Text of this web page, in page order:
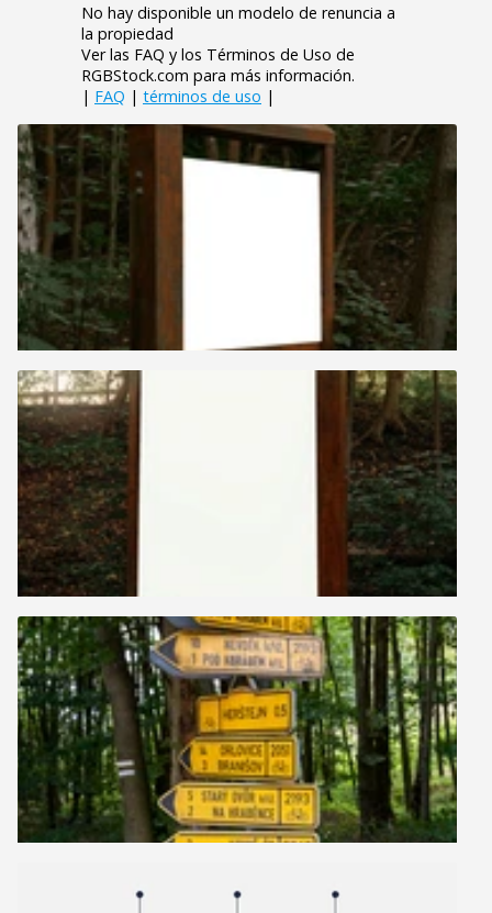
No hay disponible un modelo de renuncia a
la propiedad
Ver las FAQ y los Términos de Uso de
RGBStock.com para más información.
| FAQ | términos de uso |